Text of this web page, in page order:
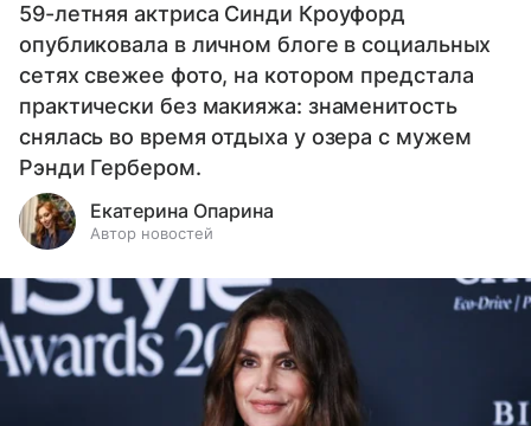
59-летняя актриса Синди Кроуфорд
опубликовала в личном блоге в социальных
сетях свежее фото, на котором предстала
практически без макияжа: знаменитость
снялась во время отдыха у озера с мужем
Рэнди Гербером.
Екатерина Опарина
Автор новостей